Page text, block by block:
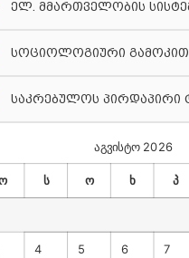
ელ. მმართველობის
სოციოლოგიური
საკრებულოს პირდაპირი
აგვისტო 2026
ს ო ხ პ
4 5 6 7